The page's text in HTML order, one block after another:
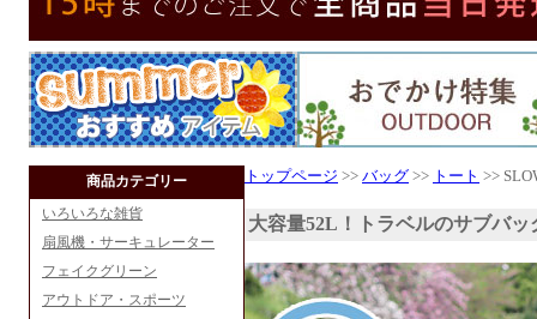
商品カテゴリー
いろいろな雑貨
扇風機・サーキュレーター
フェイクグリーン
アウトドア・スポーツ
トップページ >> バッグ >> トート >>
大容量52L！トラベルのサブバ